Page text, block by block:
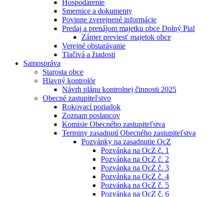
Hospodárenie
Smernice a dokumenty
Povinne zverejnené informácie
Predaj a prenájom majetku obce Dolný Pial
Zámer previesť majetok obce
Verejné obstarávanie
Tlačivá a žiadosti
Samospráva
Starosta obce
Hlavný kontrolór
Návrh plánu kontrolnej činnosti 2025
Obecné zastupiteľstvo
Rokovací poriadok
Zoznam poslancov
Komisie Obecného zastupiteľstva
Terminy zasadnutí Obecného zastupiteľstva
Pozvánky na zasadnutie OcZ
Pozvánka na OcZ č. 1
Pozvánka na OcZ č. 2
Pozvánka na OcZ č. 3
Pozvánka na OcZ č. 4
Pozvánka na OcZ č. 5
Pozvánka na OcZ č. 6